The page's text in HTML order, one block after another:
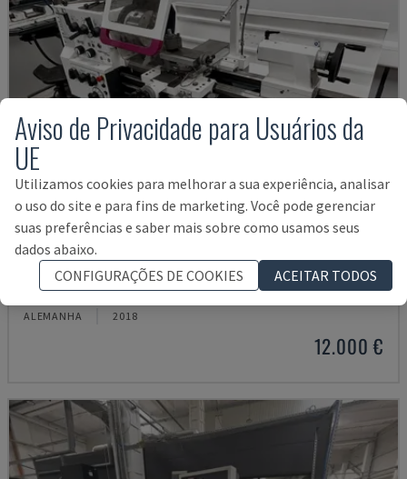
TH 4610
OPTIMUM - TORNOS HORIZONTAIS
ALEMANHA 2018
12.000 €
Aviso de Privacidade para Usuários da
UE
Utilizamos cookies para melhorar a sua experiência, analisar
o uso do site e para fins de marketing. Você pode gerenciar
suas preferências e saber mais sobre como usamos seus
dados abaixo.
CONFIGURAÇÕES DE COOKIES
ACEITAR TODOS